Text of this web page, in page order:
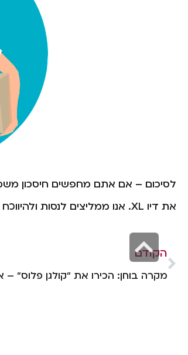
לסיכום – אם אתם מחפשים חיסכון
את דיו XL. אנו ממליצים לנסות ולהיווכח בעצמכם כי מדובר בצעד מבורך לעסק.
הקודםגלילה
לראש
העמוד